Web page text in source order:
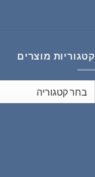
קטגוריות מוצרים